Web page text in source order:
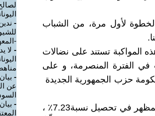
لأول مرة، من الشباب
المواكبة تستند على نضالات
الفترة المنصرمة، و على
حزب الجمهورية الجديدة
إن التعزيز الانتخابي للحزب الشيوعي اليوناني الذي تمظهر في تحصيل نسبة7.23٪ ،
-
-
- لا
-
عن
-